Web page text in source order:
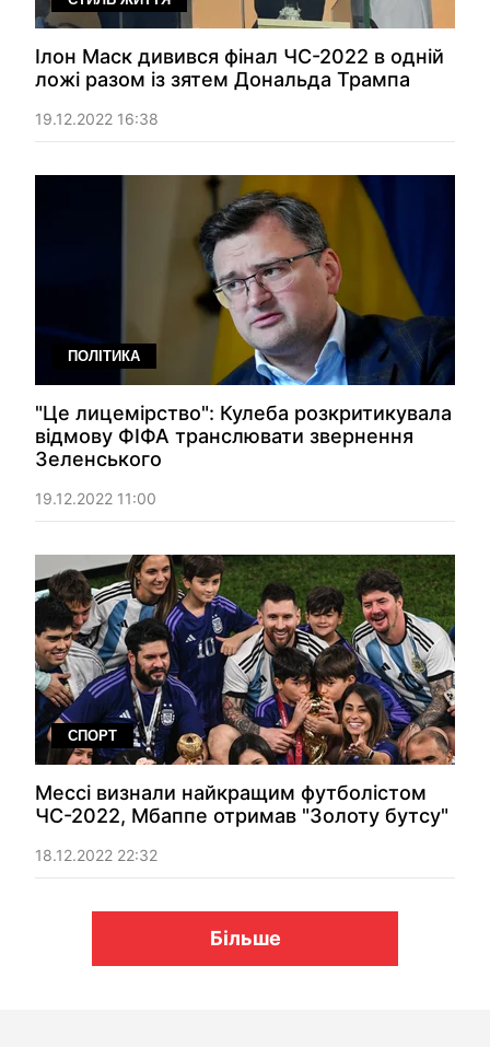
Ілон Маск дивився фінал ЧС-2022 в одній
ложі разом із зятем Дональда Трампа
19.12.2022 16:38
ПОЛІТИКА
"Це лицемірство": Кулеба розкритикувала
відмову ФІФА транслювати звернення
Зеленського
19.12.2022 11:00
СПОРТ
Мессі визнали найкращим футболістом
ЧС-2022, Мбаппе отримав "Золоту бутсу"
18.12.2022 22:32
Більше